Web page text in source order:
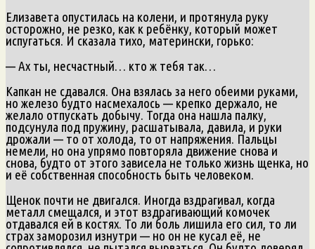
Елизавета опустилась на колени, и протянула руку
осторожно, не резко, как к ребёнку, который может
испугаться. И сказала тихо, матерински, горько:
— Ах ты, несчастный… кто ж тебя так…
Капкан не сдавался. Она взялась за него обеими руками,
но железо будто насмехалось — крепко держало, не
желало отпускать добычу. Тогда она нашла палку,
подсунула под пружину, расшатывала, давила, и руки
дрожали — то от холода, то от напряжения. Пальцы
немели, но она упрямо повторяла движение снова и
снова, будто от этого зависела не только жизнь щенка, но
и её собственная способность быть человеком.
Щенок почти не двигался. Иногда вздрагивал, когда
металл смещался, и этот вздрагивающий комочек
отдавался ей в костях. То ли боль лишила его сил, то ли
страх заморозил изнутри — но он не кусал её, не